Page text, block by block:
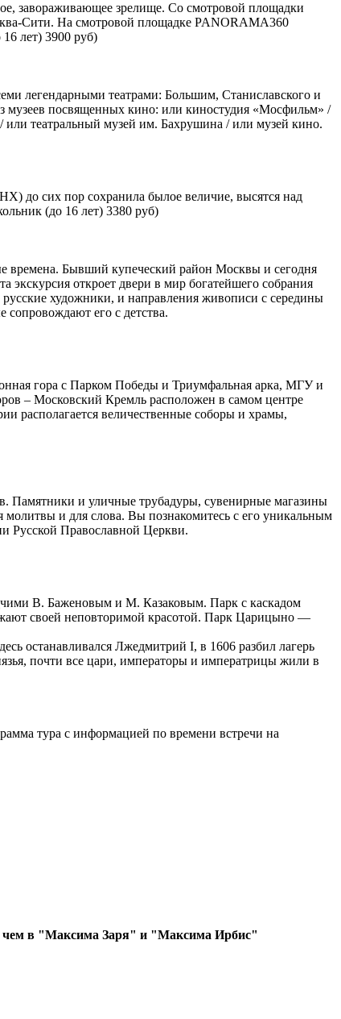
завораживающее зрелище. Со смотровой площадки
Сити. На смотровой площадке PANORAMA360
лет) 3900 руб)
легендарными театрами: Большим, Станиславского и
посвященных кино: или киностудия «Мосфильм» /
театральный музей им. Бахрушина / или музей кино.
до сих пор сохранила былое величие, высятся над
(до 16 лет) 3380 руб)
времена. Бывший купеческий район Москвы и сегодня
откроет двери в мир богатейшего собрания
художники, и направления живописи с середины
сопровождают его с детства.
гора с Парком Победы и Триумфальная арка, МГУ и
– Московский Кремль расположен в самом центре
располагается величественные соборы и храмы,
Памятники и уличные трубадуры, сувенирные магазины
и для слова. Вы познакомитесь с его уникальным
Русской Православной Церкви.
В. Баженовым и М. Казаковым. Парк с каскадом
своей неповторимой красотой. Парк Царицыно —
останавливался Лжедмитрий I, в 1606 разбил лагерь
почти все цари, императоры и императрицы жили в
тура с информацией по времени встречи на
чем в "Максима Заря" и "Максима Ирбис"